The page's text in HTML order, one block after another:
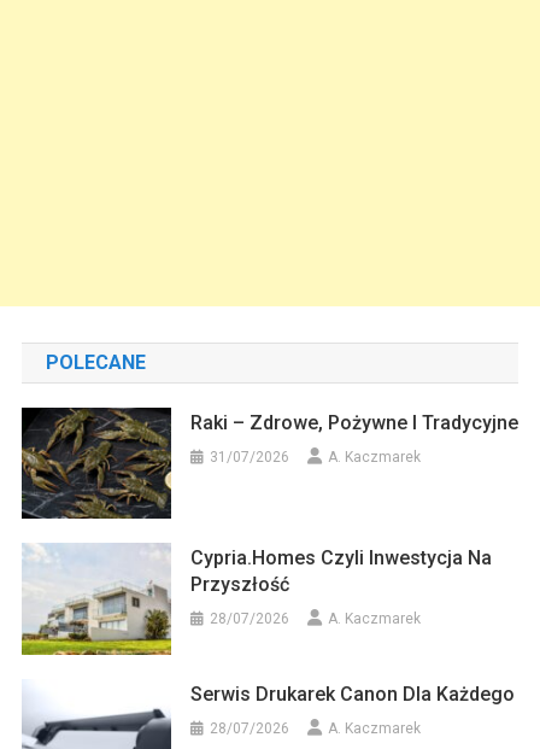
POLECANE
Raki – Zdrowe, Pożywne I Tradycyjne
31/07/2026 A. Kaczmarek
Cypria.homes Czyli Inwestycja Na
Przyszłość
28/07/2026 A. Kaczmarek
Serwis Drukarek Canon Dla Każdego
28/07/2026 A. Kaczmarek